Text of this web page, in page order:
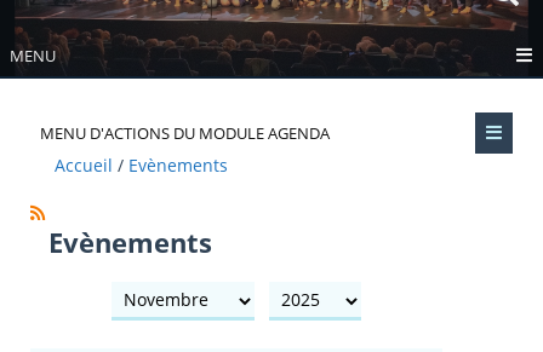
MENU
MENU D'ACTIONS DU MODULE AGENDA
Accueil Evènements
Evènements
mois année